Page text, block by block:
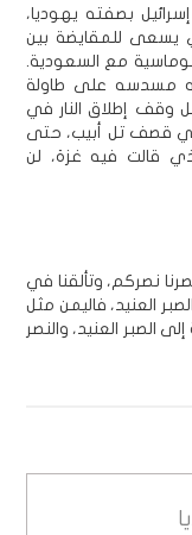
بصفته يهوديا،
يسعى للمقايضة بين
مع السعودية.
مسدسه على طاولة
وقف إطلاق النار في
قصف تل أبيب، حتى
قالت فيه غزة، لن
نصركم، وتألقنا في
العنيد، فاليمن مثل
الصبر العنيد، والنصر